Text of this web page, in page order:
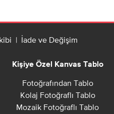
| İade ve Değişim
Kişiye Özel Kanvas Tablo
Fotoğrafından Tablo
Kolaj Fotoğraflı Tablo
Mozaik Fotoğraflı Tablo